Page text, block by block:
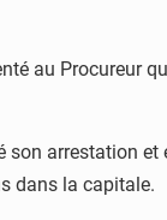
au Procureur
arrestation
dans la capitale.